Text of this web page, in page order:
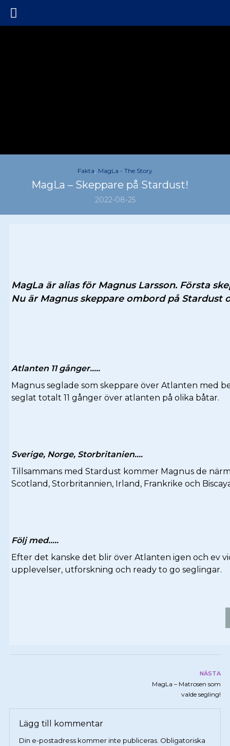
Fakta, MagLa - The Story
MagLa – Skeppare på Stardust!
2022-08-25
MagLa är alias för Magnus Larsson. Första
Nu är Magnus skeppare ombord på
Atlanten 11 gånger…..
Magnus seglade som skeppare över Atlanten med
seglat totalt 11 gånger över atlanten på olika båtar.
Sverige, Norge, Storbritanien….
Tillsammans med Stardust kommer Magnus de
Scotland, Storbritannien, Irland, Frankrike och
Följ med…..
Efter det kanske det blir över Atlanten igen och ev
upplevelser, utforskning och ready to go seglingar.
NÄSTA
MagLa – Matrosen som
valde segling!
Lägg till kommentar
Din e-postadress kommer inte publiceras. Obligatoriska